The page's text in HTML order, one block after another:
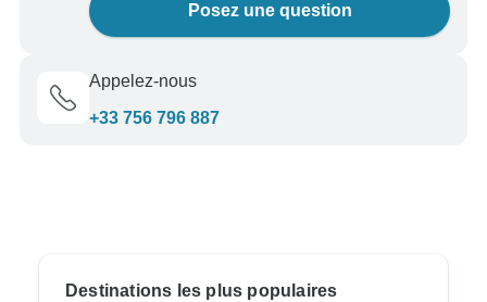
Posez une question
Appelez-nous
+33 756 796 887
Destinations les plus populaires